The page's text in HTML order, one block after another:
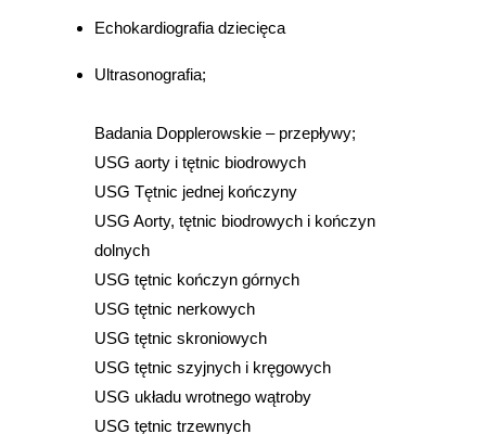
Echokardiografia dziecięca
Ultrasonografia;
Badania Dopplerowskie – przepływy;
USG aorty i tętnic biodrowych
USG Tętnic jednej kończyny
USG Aorty, tętnic biodrowych i kończyn
dolnych
USG tętnic kończyn górnych
USG tętnic nerkowych
USG tętnic skroniowych
USG tętnic szyjnych i kręgowych
USG układu wrotnego wątroby
USG tętnic trzewnych